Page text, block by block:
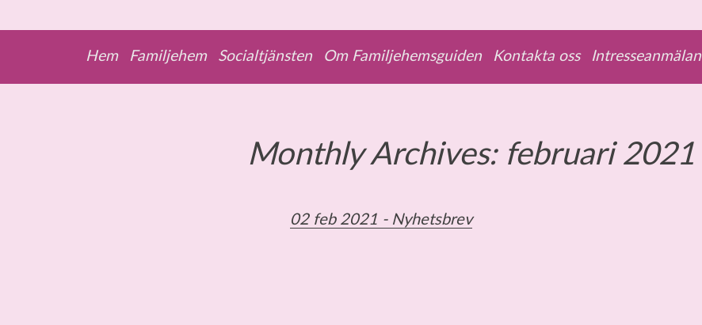
Menu
Skip to contentHem Familjehem Socialtjänsten Om Familjehemsguiden Kontakta oss Intresseanmälan
Monthly Archives: februari 2021
02 feb 2021 - Nyhetsbrev